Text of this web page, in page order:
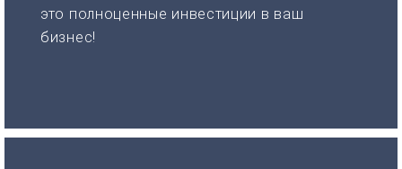
это полноценные инвестиции в ваш
бизнес!